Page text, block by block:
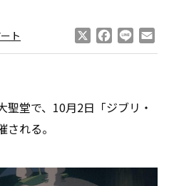
ト Facebook
Line
堂で、10月2日「ジブリ・
れる。